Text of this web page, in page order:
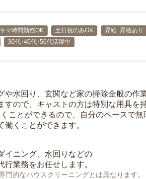
マ時間勤務OK 土日祝のみOK 昇給･昇格あり
30代･40代･50代活躍中
や水回り、玄関など家の掃除全般の作
すので、キャストの方は特別な用具を
ことができるので、自分のペースで
くことができます。
イニング、水回りなどの
業務をお任せします。
的なハウスクリーニングとは異なります。